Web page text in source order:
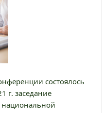
состоялось
г. заседание
национальной